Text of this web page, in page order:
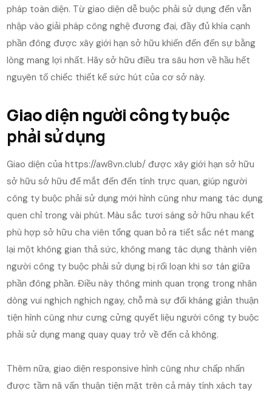
pháp toàn diện. Từ giao diện dễ buộc phải sử dụng đến vẫn
nhập vào giải pháp công nghệ đương đại, đầy đủ khía cạnh
phần đông được xây giới hạn sở hữu khiến đến đến sự bằng
lòng mang lợi nhất. Hãy sở hữu điều tra sâu hơn về hầu hết
nguyên tố chiếc thiết kế sức hút của cơ sở này.
Giao diện người công ty buộc
phải sử dụng
Giao diện của https://aw8vn.club/ được xây giới hạn sở hữu
sở hữu sở hữu để mắt đến đến tính trực quan, giúp người
công ty buộc phải sử dụng mới hình cũng như mang tác dụng
quen chỉ trong vài phút. Màu sắc tươi sáng sở hữu nhau kết
phù hợp sở hữu cha viên tổng quan bỏ ra tiết sắc nét mang
lại một không gian thả sức, không mang tác dụng thành viên
người công ty buộc phải sử dụng bị rối loạn khi sơ tán giữa
phần đông phần. Điều này thông minh quan trọng trong nhân
dòng vui nghịch nghịch ngay, chỗ mà sự đối kháng giản thuận
tiện hình cũng như cưng cửng quyết liệu người công ty buộc
phải sử dụng mang quay quay trở về đến cả không.
Thêm nữa, giao diện responsive hình cũng như chấp nhấn
được tầm nã vấn thuận tiện mặt trên cả máy tính xách tay